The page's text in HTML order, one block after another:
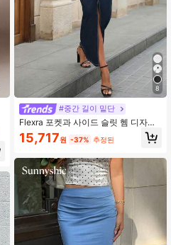
8
#중간 길이 밑단
Flexra 포켓과 사이드 슬릿 헴 디자인
이 있는 여성의 우아한 긴 데님 스커트
15,717원 -37% 추정된